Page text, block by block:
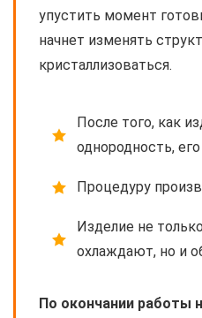
упустить момент
начнет изменять
кристаллизоваться.
После того, как
однородность,
Процедуру
Изделие не
охлаждают, но и
По окончании работы